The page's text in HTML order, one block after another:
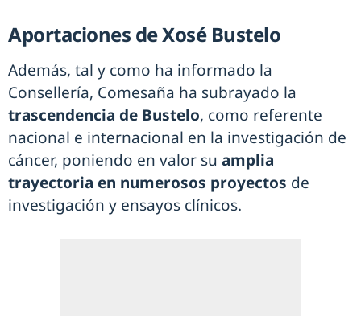
Aportaciones de Xosé Bustelo
Además, tal y como ha informado la
Consellería, Comesaña ha subrayado la
trascendencia de Bustelo, como referente
nacional e internacional en la investigación de
cáncer, poniendo en valor su amplia
trayectoria en numerosos proyectos de
investigación y ensayos clínicos.